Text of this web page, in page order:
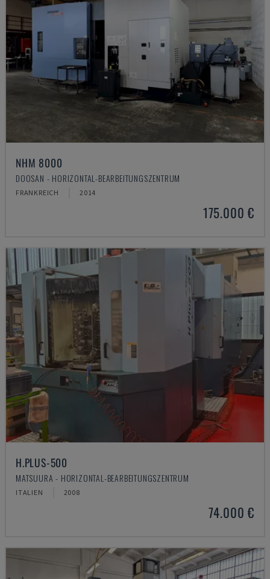
NHM 8000
DOOSAN - HORIZONTAL-BEARBEITUNGSZENTRUM
FRANKREICH 2014
175.000 €
H.PLUS-500
MATSUURA - HORIZONTAL-BEARBEITUNGSZENTRUM
ITALIEN 2008
74.000 €